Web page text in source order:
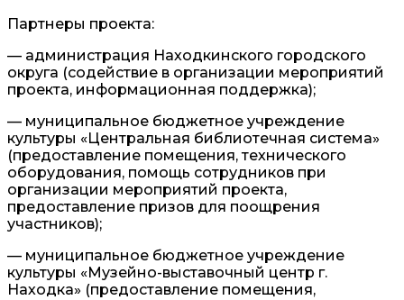
Партнеры проекта:
— администрация Находкинского городского
округа (содействие в организации мероприятий
проекта, информационная поддержка);
— муниципальное бюджетное учреждение
культуры «Центральная библиотечная система»
(предоставление помещения, технического
оборудования, помощь сотрудников при
организации мероприятий проекта,
предоставление призов для поощрения
участников);
— муниципальное бюджетное учреждение
культуры «Музейно-выставочный центр г.
Находка» (предоставление помещения,